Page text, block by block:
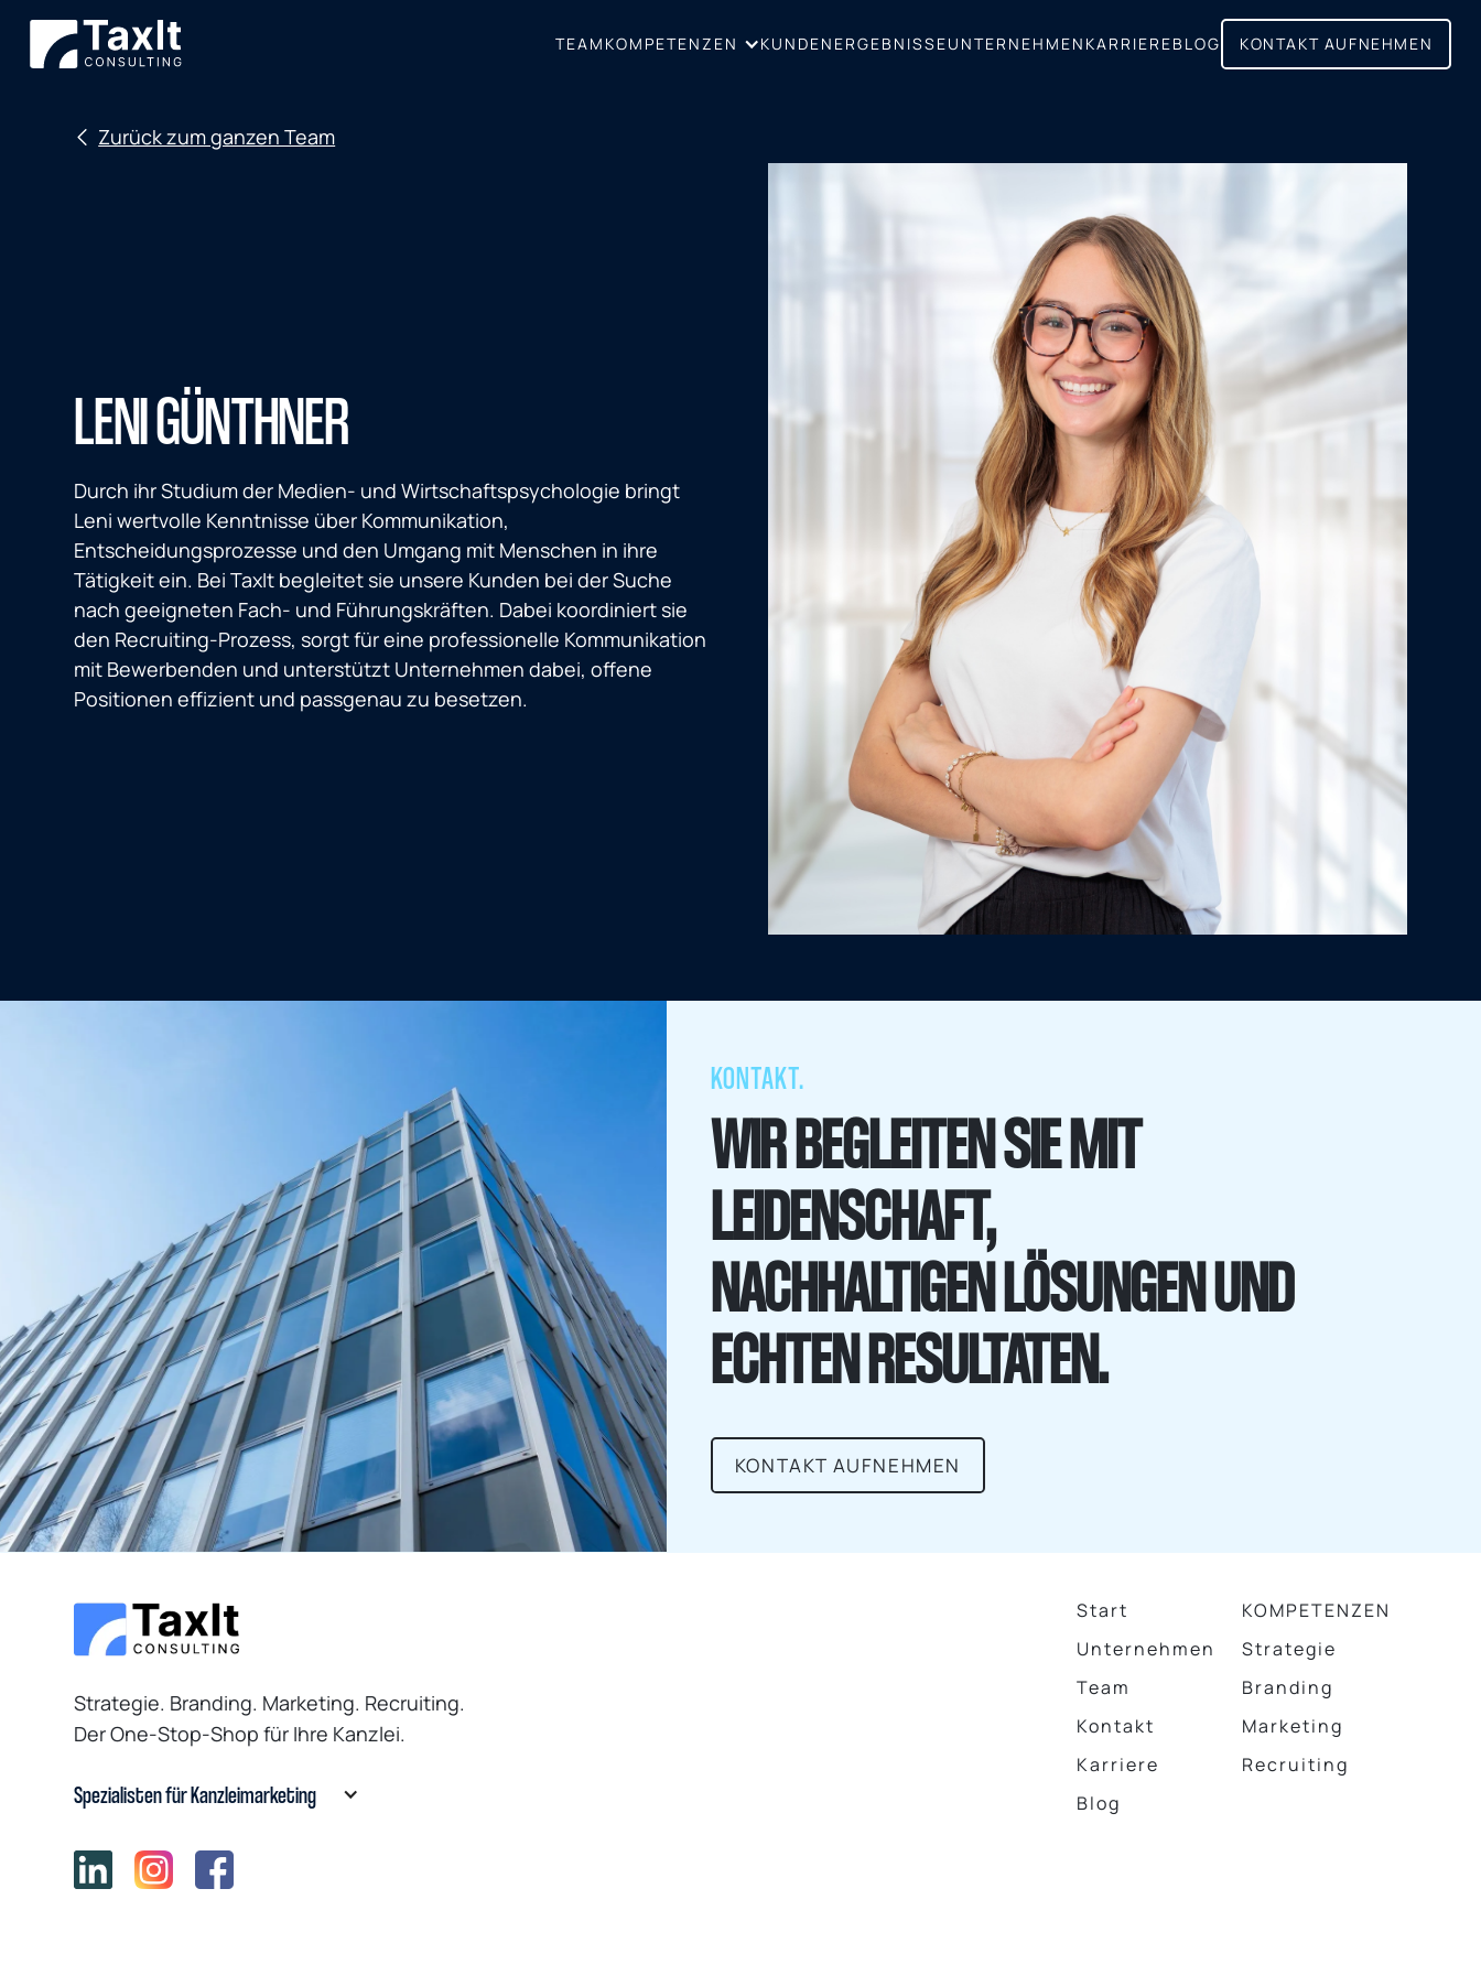
TEAM KOMPETENZEN KUNDENERGEBNISSEUNTERNEHMEN KARRIEREBLOG KONTAKT AUFNEHMEN
Zurück zum ganzen Team
LENI GÜNTHNER
Durch ihr Studium der Medien- und Wirtschaftspsychologie bringt
Leni wertvolle Kenntnisse über Kommunikation,
Entscheidungsprozesse und den Umgang mit Menschen in ihre
Tätigkeit ein. Bei TaxIt begleitet sie unsere Kunden bei der Suche
nach geeigneten Fach- und Führungskräften. Dabei koordiniert sie
den Recruiting-Prozess, sorgt für eine professionelle Kommunikation
mit Bewerbenden und unterstützt Unternehmen dabei, offene
Positionen effizient und passgenau zu besetzen.
Uhlandstr. 14
70182 Stuttgart
KONTAKT.
WIR BEGLEITEN SIE MIT
LEIDENSCHAFT,
NACHHALTIGEN LÖSUNGEN UND
ECHTEN RESULTATEN.
KONTAKT AUFNEHMEN
Strategie. Branding. Marketing. Recruiting.
Der One-Stop-Shop für Ihre Kanzlei.
Spezialisten für Kanzleimarketing
Start
Unternehmen
Team
Kontakt
Karriere
Blog
KOMPETENZEN
Strategie
Branding
Marketing
Recruiting